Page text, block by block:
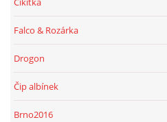
Falco & Rozárka
Drogon
Čip albínek
Brno2016